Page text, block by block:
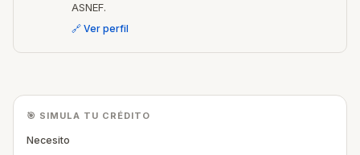
ASNEF.
🔗 Ver perfil
🎯 SIMULA TU CRÉDITO
Necesito